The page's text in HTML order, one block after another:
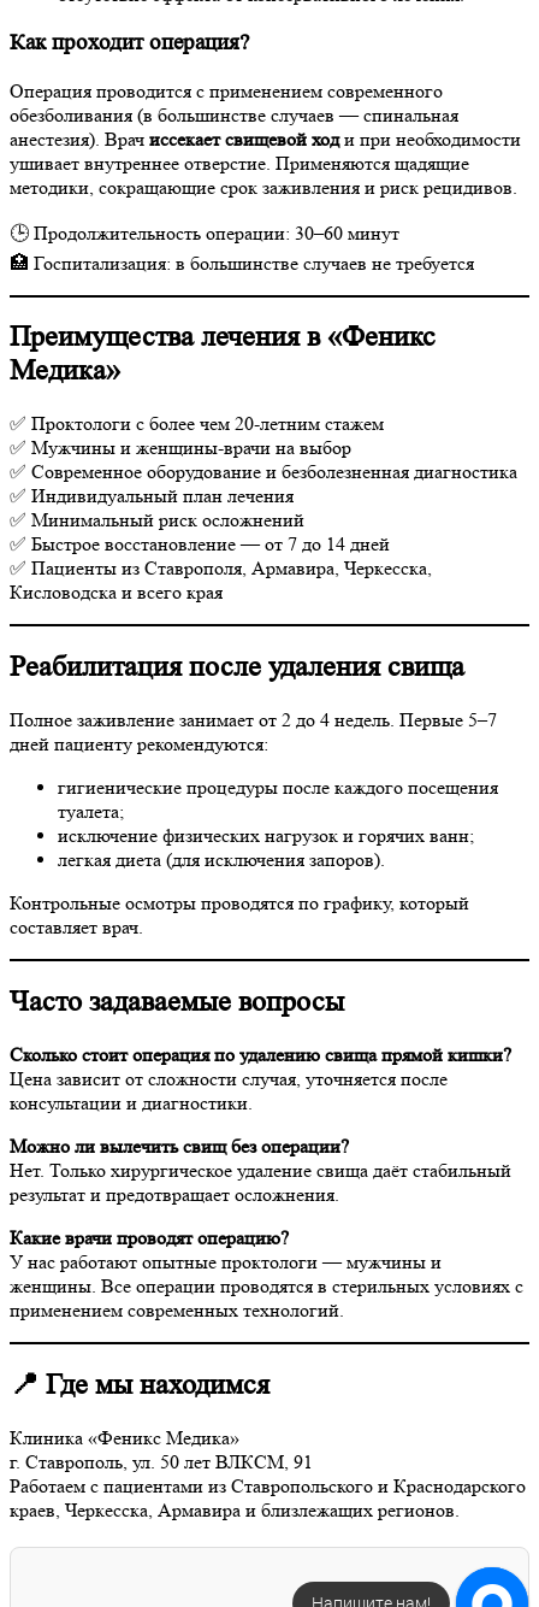
Как проходит операция?
Операция проводится с применением современного
обезболивания (в большинстве случаев — спинальная
анестезия). Врач иссекает свищевой ходи при необходимости
ушивает внутреннее отверстие. Применяются щадящие
методики, сокращающие срок заживления и риск рецидивов.
🕒 Продолжительность операции: 30–60 минут
🏥 Госпитализация: в большинстве случаев не требуется
Преимущества лечения в «Феникс
Медика»
✅ Проктологи с более чем 20-летним стажем
✅ Мужчины и женщины-врачи на выбор
✅ Современное оборудование и безболезненная диагностика
✅ Индивидуальный план лечения
✅ Минимальный риск осложнений
✅ Быстрое восстановление — от 7 до 14 дней
✅ Пациенты из Ставрополя, Армавира, Черкесска,
Кисловодска и всего края
Реабилитация после удаления свища
Полное заживление занимает от 2 до 4 недель. Первые 5–7
дней пациенту рекомендуются:
гигиенические процедуры после каждого посещения
туалета;
исключение физических нагрузок и горячих ванн;
легкая диета (для исключения запоров).
Контрольные осмотры проводятся по графику, который
составляет врач.
Часто задаваемые вопросы
Сколько стоит операция по удалению свища прямой кишки?
Цена зависит от сложности случая, уточняется после
консультации и диагностики.
Можно ли вылечить свищ без операции?
Нет. Только хирургическое удаление свища даёт стабильный
результат и предотвращает осложнения.
Какие врачи проводят операцию?
У нас работают опытные проктологи — мужчины и
женщины. Все операции проводятся в стерильных условиях с
применением современных технологий.
📍 Где мы находимся
Клиника «Феникс Медика»
г. Ставрополь, ул. 50 лет ВЛКСМ, 91
Работаем с пациентами из Ставропольского и Краснодарского
краев, Черкесска, Армавира и близлежащих регионов.